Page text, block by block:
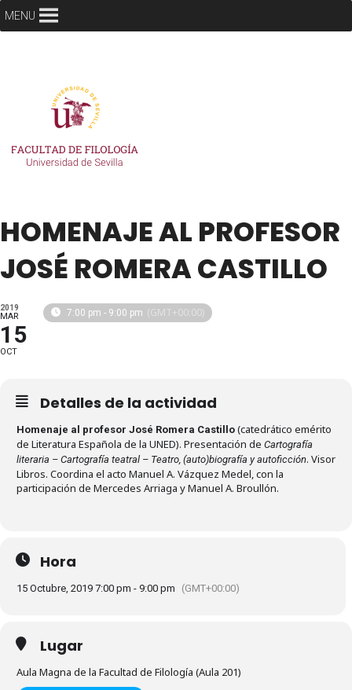
MENU
HOMENAJE AL PROFESOR
JOSÉ ROMERA CASTILLO
2019
MAR
15
OCT
7:00 pm - 9:00 pm (GMT+00:00)
Detalles de la actividad
Homenaje al profesor José Romera Castillo (catedrático emérito
de Literatura Española de la UNED). Presentación de Cartografía
literaria – Cartografía teatral – Teatro, (auto)biografía y autoficción. Visor
Libros. Coordina el acto Manuel A. Vázquez Medel, con la
participación de Mercedes Arriaga y Manuel A. Broullón.
Hora
15 Octubre, 2019 7:00 pm - 9:00 pm (GMT+00:00)
Lugar
Aula Magna de la Facultad de Filología (Aula 201)